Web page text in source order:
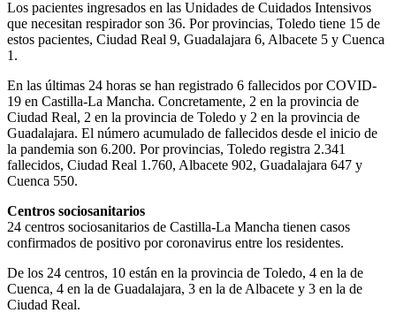
Los pacientes ingresados en las Unidades de Cuidados Intensivos
que necesitan respirador son 36. Por provincias, Toledo tiene 15 de
estos pacientes, Ciudad Real 9, Guadalajara 6, Albacete 5 y Cuenca
1.
En las últimas 24 horas se han registrado 6 fallecidos por COVID-
19 en Castilla-La Mancha. Concretamente, 2 en la provincia de
Ciudad Real, 2 en la provincia de Toledo y 2 en la provincia de
Guadalajara. El número acumulado de fallecidos desde el inicio de
la pandemia son 6.200. Por provincias, Toledo registra 2.341
fallecidos, Ciudad Real 1.760, Albacete 902, Guadalajara 647 y
Cuenca 550.
Centros sociosanitarios
24 centros sociosanitarios de Castilla-La Mancha tienen casos
confirmados de positivo por coronavirus entre los residentes.
De los 24 centros, 10 están en la provincia de Toledo, 4 en la de
Cuenca, 4 en la de Guadalajara, 3 en la de Albacete y 3 en la de
Ciudad Real.